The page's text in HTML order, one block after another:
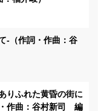
-（作詞・作曲：谷
りふれた黄昏の街に
作曲：谷村新司 編